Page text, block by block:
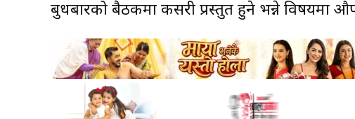
बुधबारको बैठकमा कसरी प्रस्तुत हुने भन्ने विषयमा